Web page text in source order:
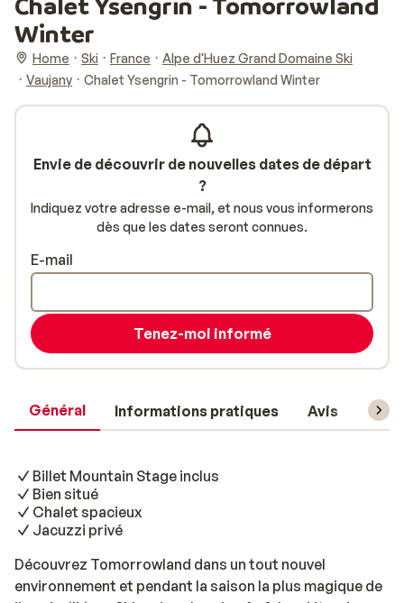
Winter
Home Ski France
Alpe d'Huez Grand Domaine Ski
Vaujany
Chalet Ysengrin - Tomorrowland Winter
Général Informations pratiques Avis
Billet Mountain Stage inclus
Bien situé
Chalet spacieux
Jacuzzi privé
Découvrez Tomorrowland dans un tout nouvel
environnement et pendant la saison la plus magique de
Envie de découvrir de nouvelles dates de départ
?
Indiquez votre adresse e-mail, et nous vous informerons
dès que les dates seront connues.
E-mail
Tenez-moi informé